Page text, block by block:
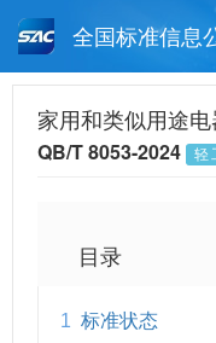
全国标准信息
月报查询
家用和类似用途
QB/T 8053-2024 轻
目录
1 标准状态